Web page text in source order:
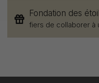
Fondation des
fiers de collaborer à